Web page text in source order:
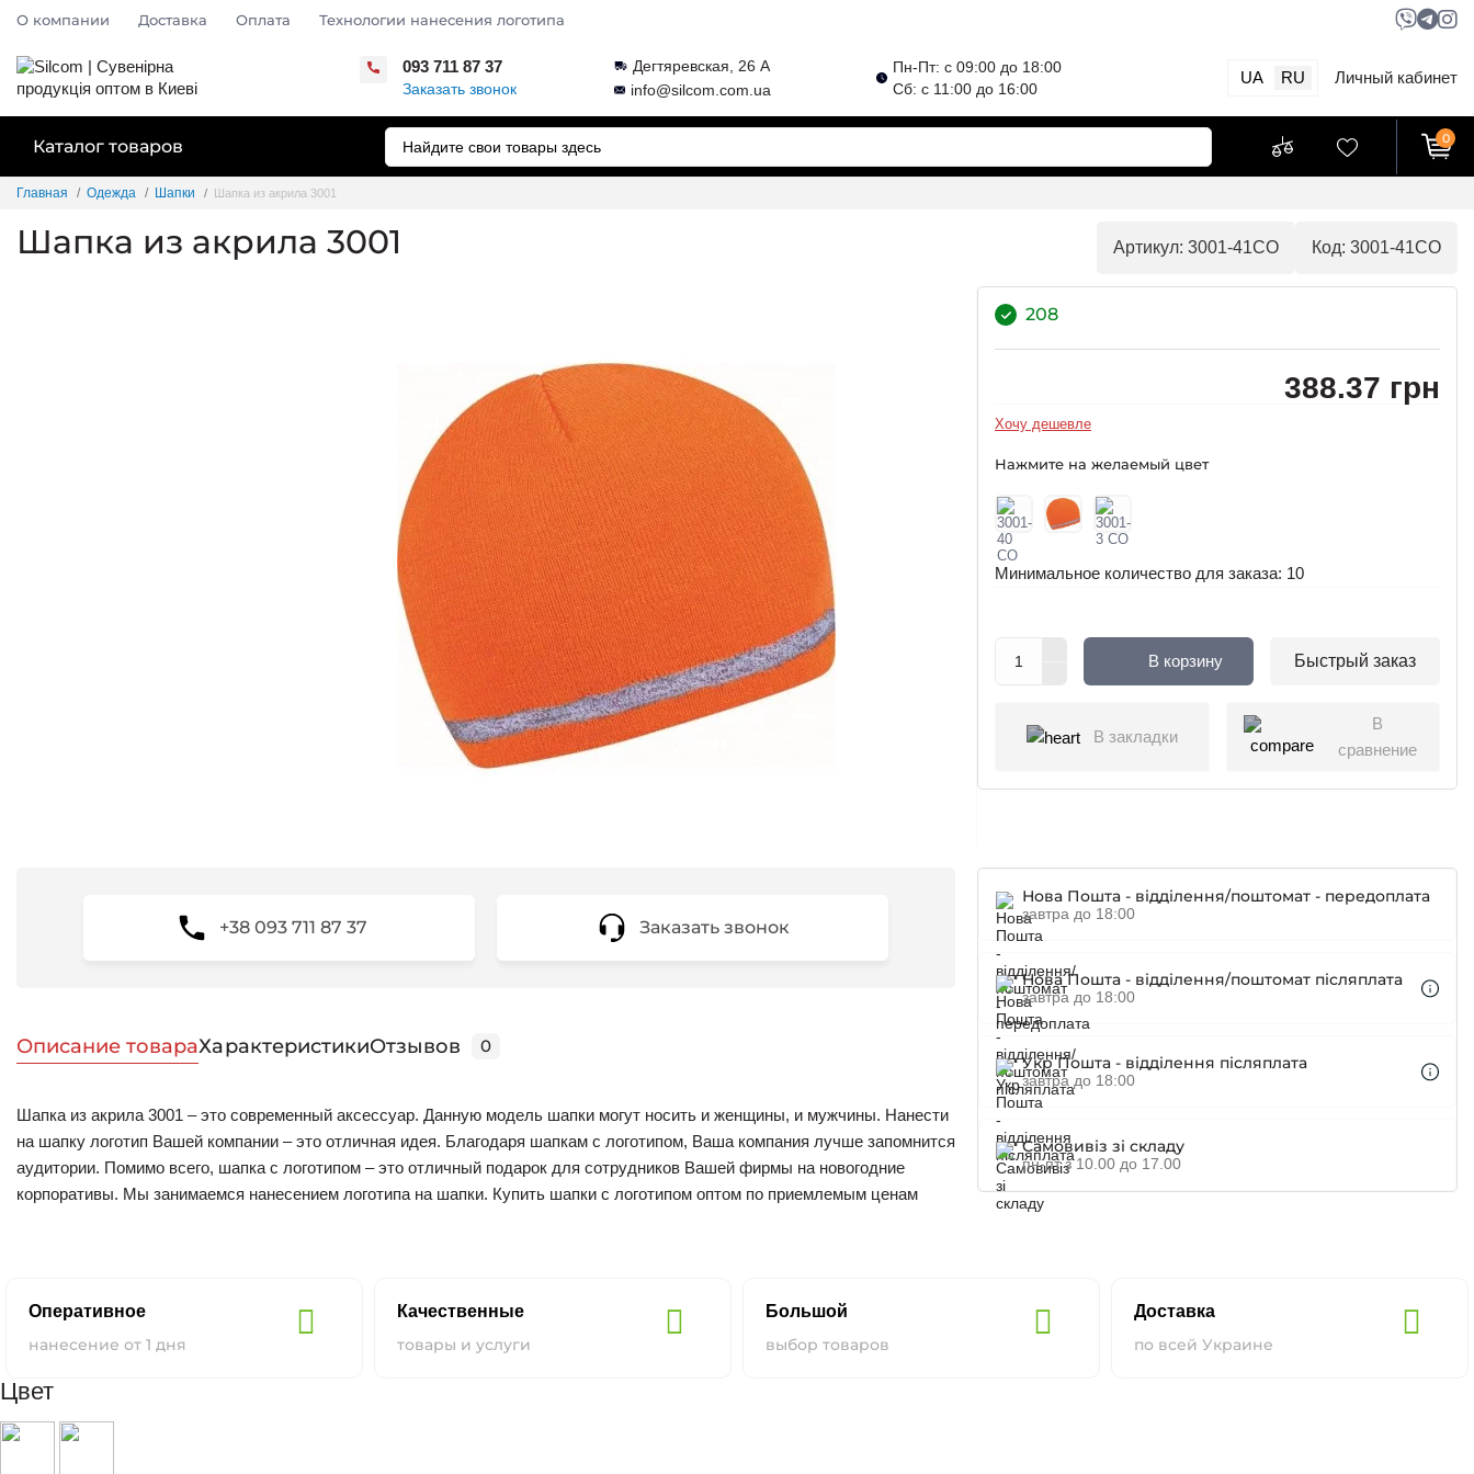
О компании Доставка Оплата Технологии нанесения логотипа
093 711 87 37
Заказать звонок
Дегтяревская, 26 А
info@silcom.com.ua
Пн-Пт: с 09:00 до 18:00
Сб: с 11:00 до 16:00
UA RU Личный кабинет
Каталог товаров 0
Главная Одежда Шапки Шапка из акрила 3001
Шапка из акрила 3001 Артикул: 3001-41CO Код: 3001-41CO
208
388.37 грн
Хочу дешевле
Нажмите на желаемый цвет
Минимальное количество для заказа: 10
В корзину Быстрый заказ
В закладки
В
сравнение
+38 093 711 87 37 Заказать звонок
Описание товараХарактеристикиОтзывов 0
Шапка из акрила 3001 – это современный аксессуар. Данную модель шапки могут носить и женщины, и мужчины. Нанести
на шапку логотип Вашей компании – это отличная идея. Благодаря шапкам с логотипом, Ваша компания лучше запомнится
аудитории. Помимо всего, шапка с логотипом – это отличный подарок для сотрудников Вашей фирмы на новогодние
корпоративы. Мы занимаемся нанесением логотипа на шапки. Купить шапки с логотипом оптом по приемлемым ценам
Нова Пошта - відділення/поштомат - передоплата
завтра до 18:00
Нова Пошта - відділення/поштомат післяплата
завтра до 18:00
Укр Пошта - відділення післяплата
завтра до 18:00
Самовивіз зі складу
пн-пт з 10.00 до 17.00
Оперативное
нанесение от 1 дня
Качественные
товары и услуги
Большой
выбор товаров
Доставка
по всей Украине
Цвет